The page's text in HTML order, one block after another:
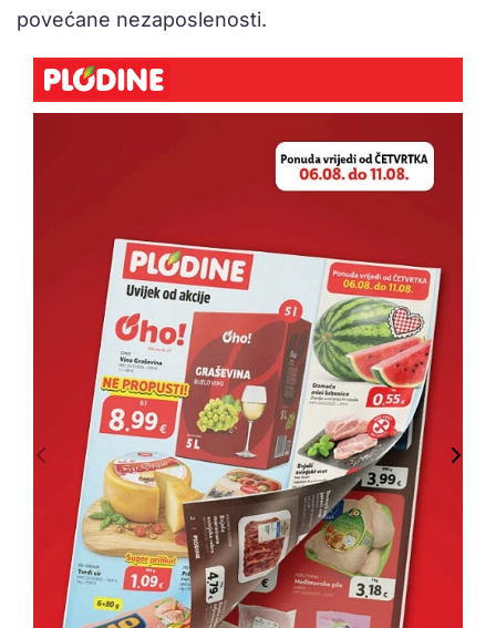
povećane nezaposlenosti.